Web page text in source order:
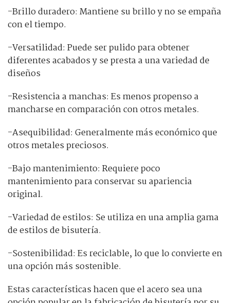
-Brillo duradero: Mantiene su brillo y no se empaña
con el tiempo.
-Versatilidad: Puede ser pulido para obtener
diferentes acabados y se presta a una variedad de
diseños
-Resistencia a manchas: Es menos propenso a
mancharse en comparación con otros metales.
-Asequibilidad: Generalmente más económico que
otros metales preciosos.
-Bajo mantenimiento: Requiere poco
mantenimiento para conservar su apariencia
original.
-Variedad de estilos: Se utiliza en una amplia gama
de estilos de bisutería.
-Sostenibilidad: Es reciclable, lo que lo convierte en
una opción más sostenible.
Estas características hacen que el acero sea una